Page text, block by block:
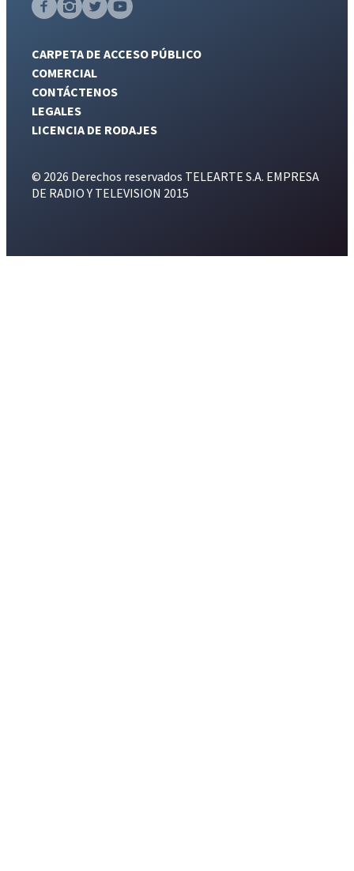
CARPETA DE ACCESO PÚBLICO
COMERCIAL
CONTÁCTENOS
LEGALES
LICENCIA DE RODAJES
© 2026 Derechos reservados TELEARTE S.A. EMPRESA
DE RADIO Y TELEVISION 2015